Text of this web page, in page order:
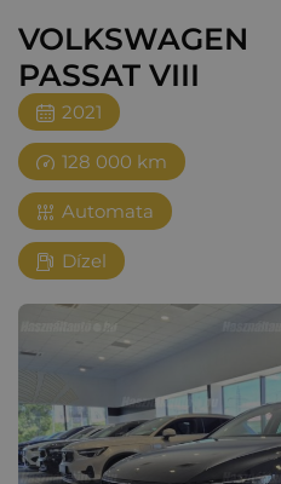
VOLKSWAGEN
PASSAT VIII
2021
128 000 km
Automata
Dízel